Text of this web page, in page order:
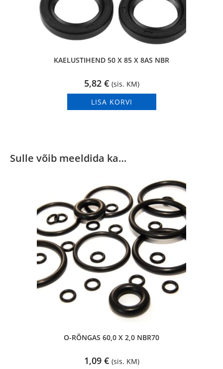
KAELUSTIHEND 50 X 85 X 8AS NBR
5,82 € (sis. KM)
LISA KORVI
Sulle võib meeldida ka…
O-RÕNGAS 60,0 X 2,0 NBR70
1,09 € (sis. KM)